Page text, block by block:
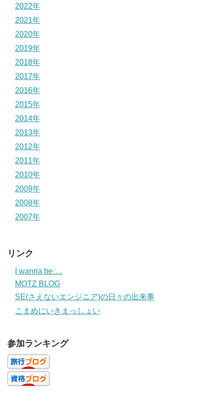
2022年
2021年
2020年
2019年
2018年
2017年
2016年
2015年
2014年
2013年
2012年
2011年
2010年
2009年
2008年
2007年
リンク
I wanna be….
MOTZ BLOG
SE(さえないエンジニア)の日々の出来事
こまめにいきまっしょい
参加ランキング